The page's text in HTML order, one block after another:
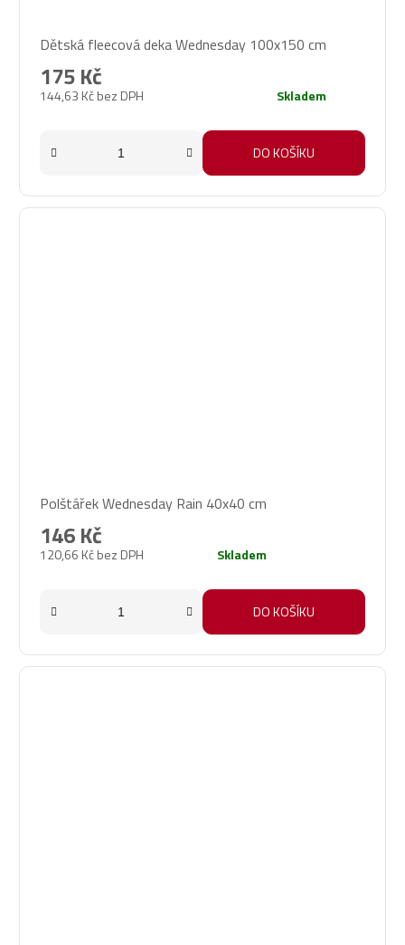
Dětská fleecová deka Wednesday 100x150 cm
144,63 Kč bez DPH
175 Kč
Skladem
DO KOŠÍKU
Polštářek Wednesday Rain 40x40 cm
120,66 Kč bez DPH
146 Kč
Skladem
DO KOŠÍKU